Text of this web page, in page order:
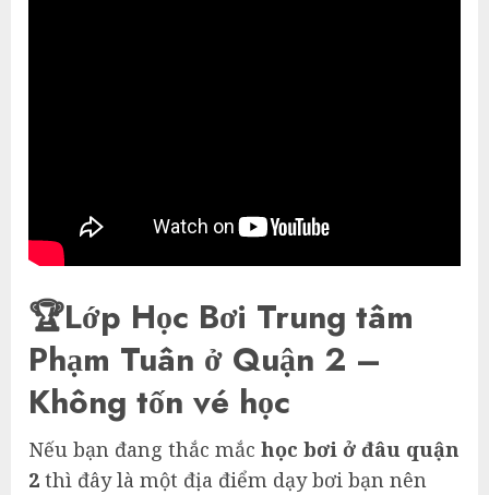
🏆Lớp Học Bơi Trung tâm
Phạm Tuân ở Quận 2 –
Không tốn vé học
Nếu bạn đang thắc mắc học bơi ở đâu quận
2 thì đây là một địa điểm dạy bơi bạn nên